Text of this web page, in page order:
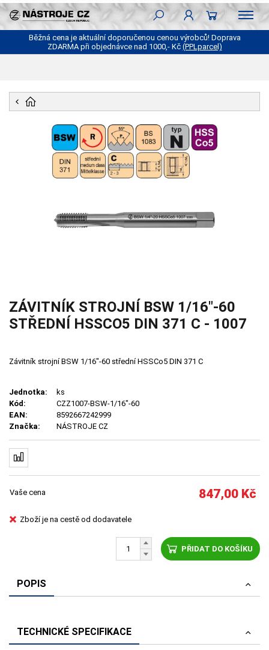
Běžná cena je aktuální doporučenou cenou výrobců! Doprava
ZDARMA při objednávce nad 1000,- Kč (PPLparcel)
ZÁVITNÍK STROJNÍ BSW 1/16"-60
STŘEDNÍ HSSCO5 DIN 371 C - 1007
Závitník strojní BSW 1/16"-60 střední HSSCo5 DIN 371 C
Jednotka:
ks
Kód:
CZZ1007-BSW-1/16"-60
EAN:
8592667242999
Značka:
NÁSTROJE CZ
Vaše cena 847,00 Kč
Zboží je na cestě od dodavatele
PŘIDAT DO KOŠÍKU
POPIS
TECHNICKÉ SPECIFIKACE